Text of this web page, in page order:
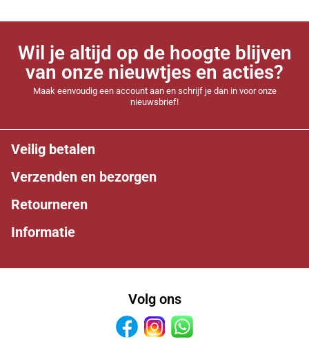
Wil je altijd op de hoogte blijven
van onze nieuwtjes en acties?
Maak eenvoudig een account aan en schrijf je dan in voor onze
nieuwsbrief!
Veilig betalen
Verzenden en bezorgen
Retourneren
Informatie
Volg ons
FacebookInstagram